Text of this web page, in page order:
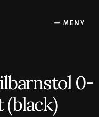
MENY
0-
(black)